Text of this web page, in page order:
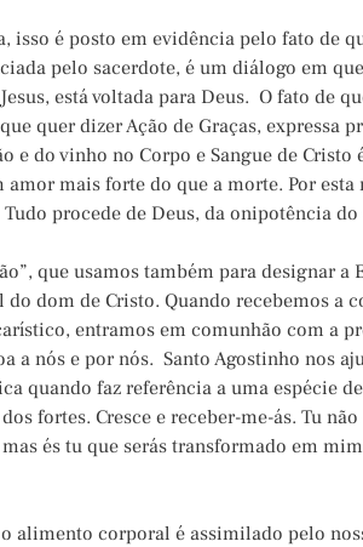
isso é posto em evidência pelo fato de
pelo sacerdote, é um diálogo em
está voltada para Deus. O fato de
quer dizer Ação de Graças, expressa
e do vinho no Corpo e Sangue de
amor mais forte do que a morte. Por
Tudo procede de Deus, da onipotência
que usamos também para designar a
dom de Cristo. Quando recebemos a
entramos em comunhão com a
a nós e por nós. Santo Agostinho nos
quando faz referência a uma espécie
fortes. Cresce e receber-me-ás. Tu
és tu que serás transformado em
alimento corporal é assimilado pelo